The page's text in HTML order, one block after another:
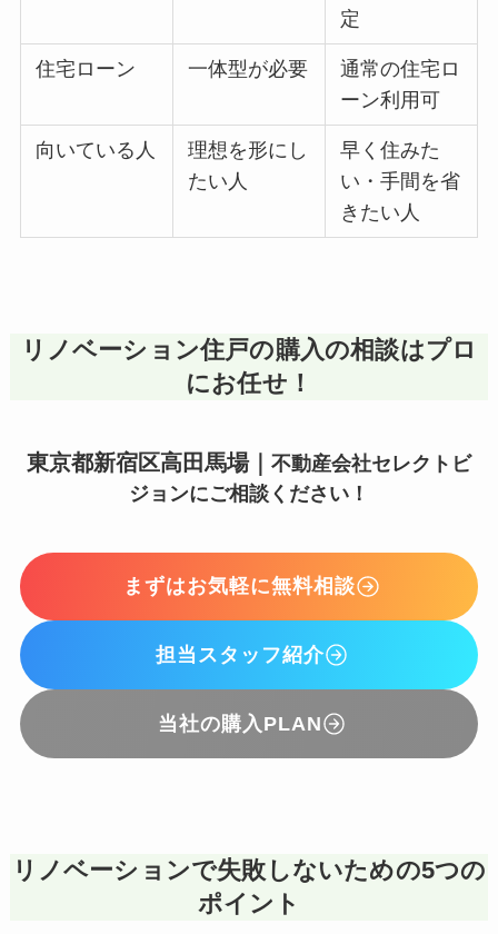
定
住宅ローン 一体型が必要
通常の住宅ロ
ーン利用可
向いている人
理想を形にし
たい人
早く住みた
い・手間を省
きたい人
リノベーション住戸の購入の相談はプロ
にお任せ！
東京都新宿区高田馬場｜ 不動産会社セレクトビ
ジョンにご相談ください！
まずはお気軽に無料相談
担当スタッフ紹介
当社の購入PLAN
リノベーションで失敗しないための5つの
ポイント